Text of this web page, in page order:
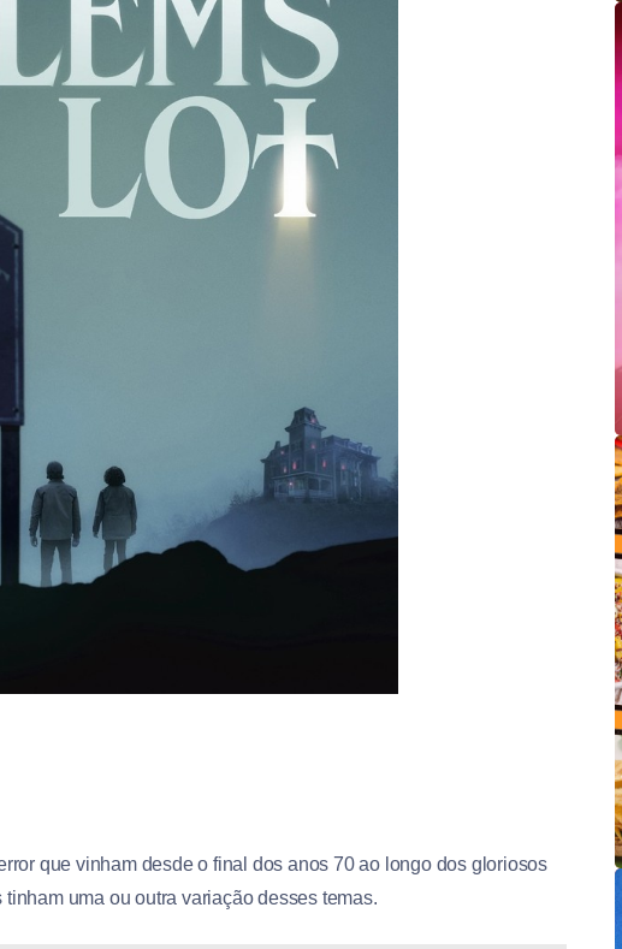
que vinham desde o final dos anos 70 ao longo dos gloriosos
uma ou outra variação desses temas.